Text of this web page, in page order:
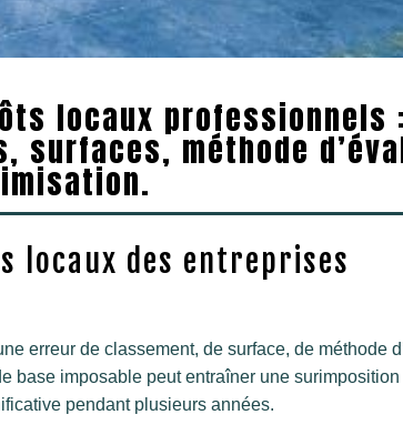
locaux
surfaces, méthode
locaux des entreprises
erreur de classement, de surface, de méthode
base imposable peut entraîner une surimposition
pendant plusieurs années.